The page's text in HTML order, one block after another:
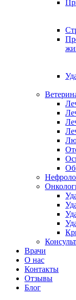
Врачи
О нас
Контакты
Отзывы
Блог